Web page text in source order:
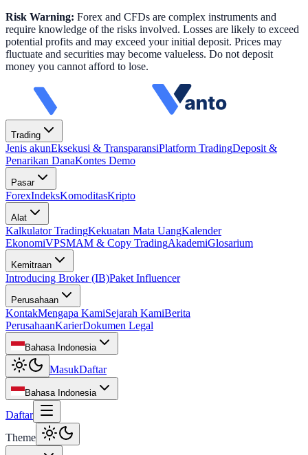
Risk Warning: Forex and CFDs are complex instruments and
require knowledge of the risks involved. Losses are likely to exceed
potential profits and may exceed your initial deposit. Prices may
fluctuate and securities may become valueless. Do not deposit
money you cannot afford to lose.
Trading
Jenis akunEksekusi & TransparansiPlatform TradingDeposit &
Penarikan DanaKontes Demo
Pasar
ForexIndeksKomoditasKripto
Alat
Kalkulator TradingKekuatan Mata UangKalender
EkonomiVPSMAM & Copy TradingAkademiGlosarium
Kemitraan
Introducing Broker (IB)Paket Influencer
Perusahaan
KontakMengapa KamiSejarah KamiBerita
PerusahaanKarierDokumen Legal
Bahasa Indonesia
MasukDaftar
Bahasa Indonesia
Daftar
Theme